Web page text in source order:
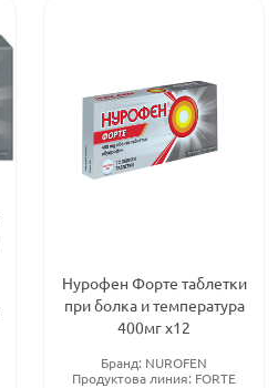
Нурофен Форте таблетки
при болка и температура
400мг х12
Бранд: NUROFEN
Продуктова линия: FORTE